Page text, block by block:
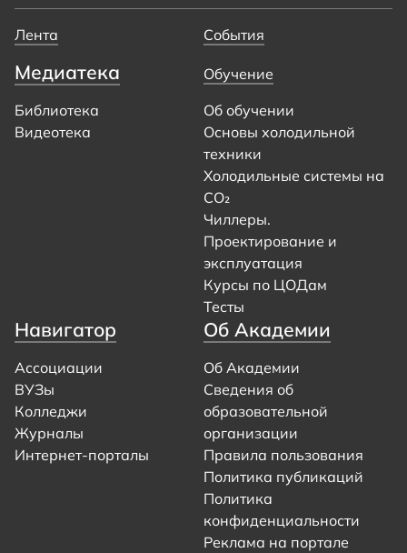
Лента События
Медиатека
Библиотека
Видеотека
Обучение
Об обучении
Основы холодильной
техники
Холодильные системы на
CO₂
Чиллеры.
Проектирование и
эксплуатация
Курсы по ЦОДам
Тесты
Навигатор
Ассоциации
ВУЗы
Колледжи
Журналы
Интернет-порталы
Об Академии
Об Академии
Сведения об
образовательной
организации
Правила пользования
Политика публикаций
Политика
конфиденциальности
Реклама на портале